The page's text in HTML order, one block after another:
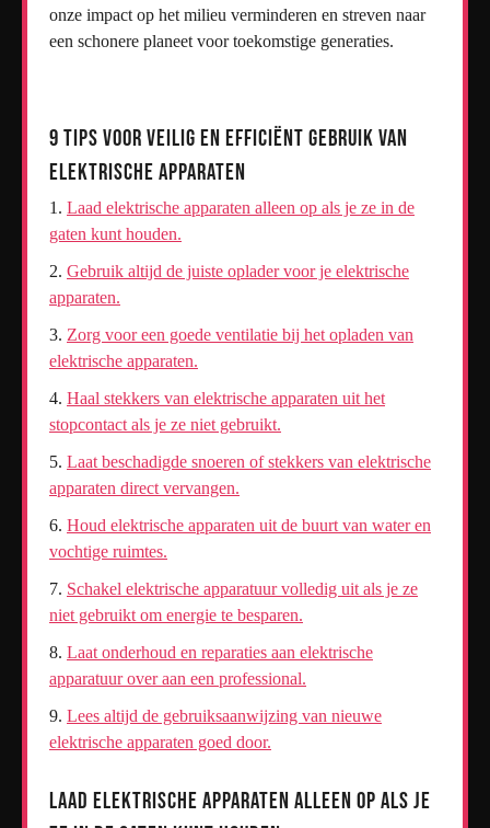
onze impact op het milieu verminderen en streven naar
een schonere planeet voor toekomstige generaties.
9 Tips voor Veilig en Efficiënt Gebruik van
Elektrische Apparaten
Laad elektrische apparaten alleen op als je ze in de
gaten kunt houden.
Gebruik altijd de juiste oplader voor je elektrische
apparaten.
Zorg voor een goede ventilatie bij het opladen van
elektrische apparaten.
Haal stekkers van elektrische apparaten uit het
stopcontact als je ze niet gebruikt.
Laat beschadigde snoeren of stekkers van elektrische
apparaten direct vervangen.
Houd elektrische apparaten uit de buurt van water en
vochtige ruimtes.
Schakel elektrische apparatuur volledig uit als je ze
niet gebruikt om energie te besparen.
Laat onderhoud en reparaties aan elektrische
apparatuur over aan een professional.
Lees altijd de gebruiksaanwijzing van nieuwe
elektrische apparaten goed door.
Laad elektrische apparaten alleen op als je